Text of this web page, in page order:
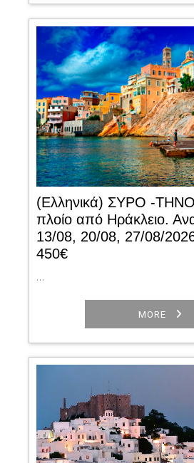
(Ελληνικά) ΣΥΡΟ -
πλοίο από Ηράκλειο.
13/08, 20/08, 27/08/
450€
…
MORE